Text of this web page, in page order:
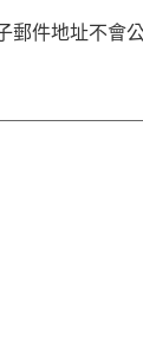
郵件地址不會